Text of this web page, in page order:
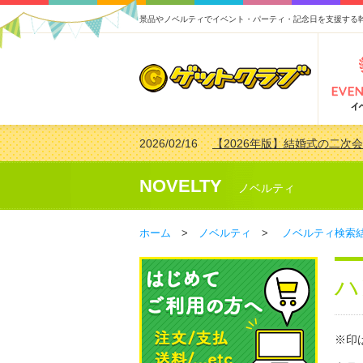
景品やノベルティでイベント・パーティ・記念日を支援する
2026/02/16【2026年版】結婚式の二次
2026/02/03【2026年版】ゴルフコンペ
2026/07/15【2026年版】ビンゴゲーム
2026/04/03 【2026年版】ゴルフコンペ
NOVELTY ノベルティ
ホーム > ノベルティ > ノベルティ検索
※印